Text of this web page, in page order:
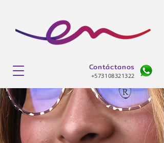
Contáctanos
+573108321322